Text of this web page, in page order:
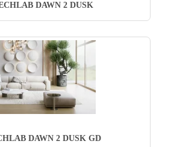
DAWN 2 DUSK
DAWN 2 DUSK GD